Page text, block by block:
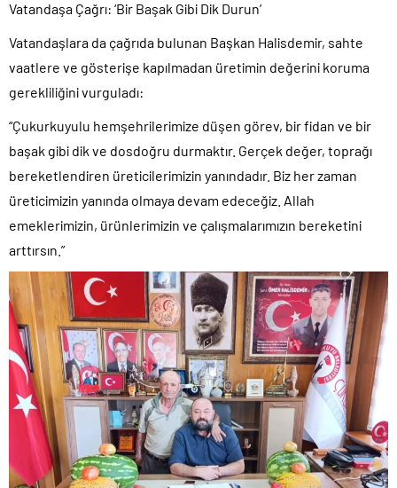
Vatandaşa Çağrı: ‘Bir Başak Gibi Dik Durun’
Vatandaşlara da çağrıda bulunan Başkan Halisdemir, sahte
vaatlere ve gösterişe kapılmadan üretimin değerini koruma
gerekliliğini vurguladı:
“Çukurkuyulu hemşehrilerimize düşen görev, bir fidan ve bir
başak gibi dik ve dosdoğru durmaktır. Gerçek değer, toprağı
bereketlendiren üreticilerimizin yanındadır. Biz her zaman
üreticimizin yanında olmaya devam edeceğiz. Allah
emeklerimizin, ürünlerimizin ve çalışmalarımızın bereketini
arttırsın.”